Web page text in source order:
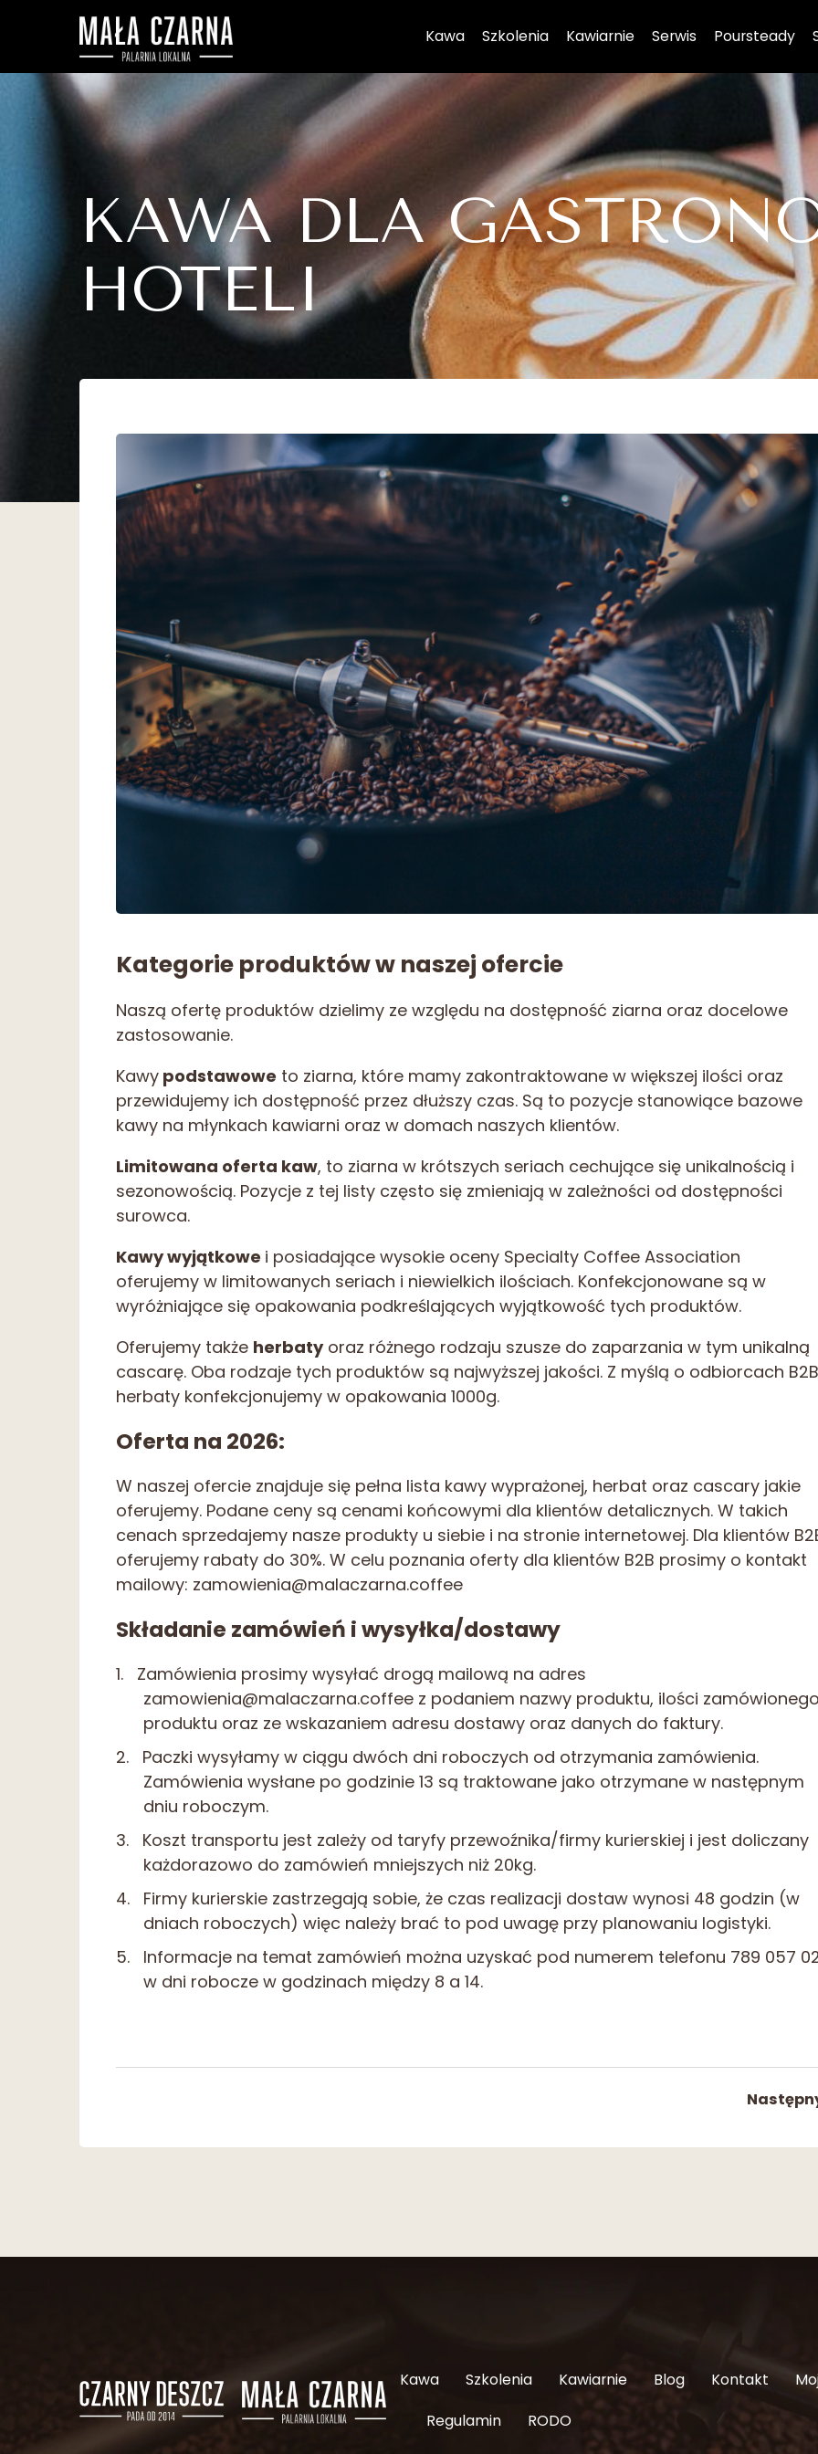
Kawa Szkolenia Kawiarnie Serwis Poursteady
KAWA DLA
HOTELI
Kategorie produktów w naszej ofercie
Naszą ofertę produktów dzielimy ze względu na dostępność ziarna oraz docelowe
zastosowanie.
Kawy podstawowe to ziarna, które mamy zakontraktowane w większej ilości oraz
przewidujemy ich dostępność przez dłuższy czas. Są to pozycje stanowiące bazowe
kawy na młynkach kawiarni oraz w domach naszych klientów.
Limitowana oferta kaw, to ziarna w krótszych seriach cechujące się unikalnością i
sezonowością. Pozycje z tej listy często się zmieniają w zależności od dostępności
surowca.
Kawy wyjątkowe i posiadające wysokie oceny Specialty Coffee Association
oferujemy w limitowanych seriach i niewielkich ilościach. Konfekcjonowane są w
wyróżniające się opakowania podkreślających wyjątkowość tych produktów.
Oferujemy także herbatyoraz różnego rodzaju szusze do zaparzania w tym unikalną
cascarę. Oba rodzaje tych produktów są najwyższej jakości. Z myślą o odbiorcach B2B
herbaty konfekcjonujemy w opakowania 1000g.
Oferta na 2026:
W naszej ofercie znajduje się pełna lista kawy wyprażonej, herbat oraz cascary jakie
oferujemy. Podane ceny są cenami końcowymi dla klientów detalicznych. W takich
cenach sprzedajemy nasze produkty u siebie i na stronie internetowej. Dla klientów
oferujemy rabaty do 30%. W celu poznania oferty dla klientów B2B prosimy o kontakt
mailowy: zamowienia@malaczarna.coffee
Składanie zamówień i wysyłka/dostawy
Zamówienia prosimy wysyłać drogą mailową na adres
zamowienia@malaczarna.coffee z podaniem nazwy produktu, ilości
produktu oraz ze wskazaniem adresu dostawy oraz danych do faktury.
Paczki wysyłamy w ciągu dwóch dni roboczych od otrzymania zamówienia.
Zamówienia wysłane po godzinie 13 są traktowane jako otrzymane w następnym
dniu roboczym.
Koszt transportu jest zależy od taryfy przewoźnika/firmy kurierskiej i jest doliczany
każdorazowo do zamówień mniejszych niż 20kg.
Firmy kurierskie zastrzegają sobie, że czas realizacji dostaw wynosi 48 godzin (w
dniach roboczych) więc należy brać to pod uwagę przy planowaniu logistyki.
Informacje na temat zamówień można uzyskać pod numerem telefonu 789 057
w dni robocze w godzinach między 8 a 14.
Kawa Szkolenia Kawiarnie Blog Kontakt
Regulamin
RODO